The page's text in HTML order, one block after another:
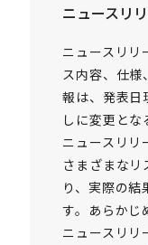
ニュースリ
ニュースリリ
ス内容、仕様
報は、発表日
しに変更とな
ニュースリリ
さまざまなリ
り、実際の
す。あらかじ
ニュースリリ